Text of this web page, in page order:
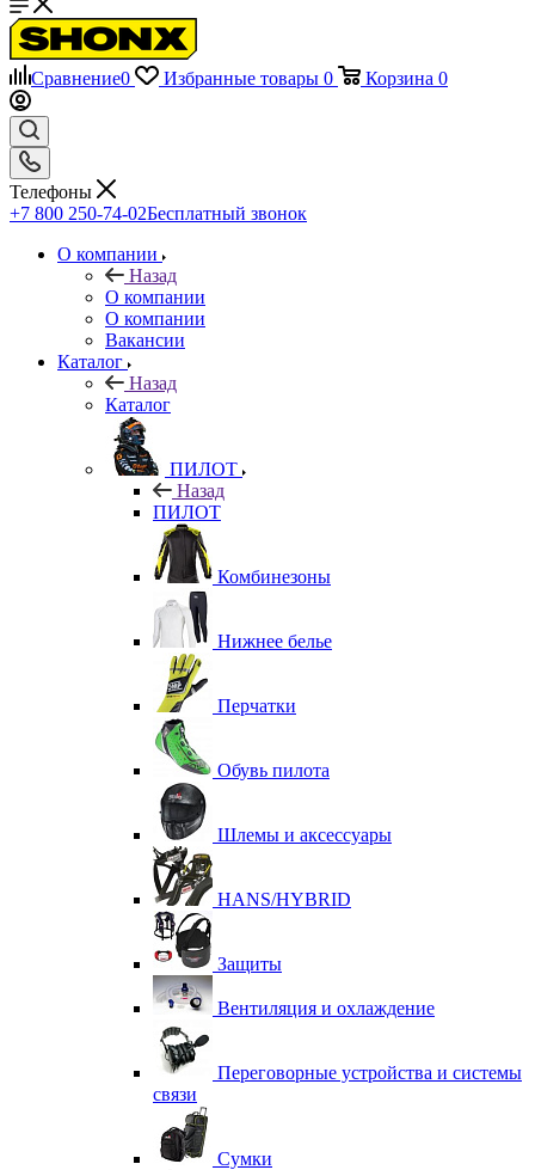
Сравнение0 Избранные товары 0 Корзина 0
Телефоны
+7 800 250-74-02Бесплатный звонок
О компании
Назад
О компании
О компании
Вакансии
Каталог
Назад
Каталог
ПИЛОТ
Назад
ПИЛОТ
Комбинезоны
Нижнее белье
Перчатки
Обувь пилота
Шлемы и аксессуары
HANS/HYBRID
Защиты
Вентиляция и охлаждение
Переговорные устройства и системы
связи
Сумки